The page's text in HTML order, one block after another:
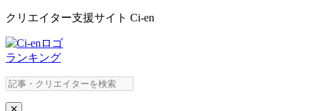
クリエイター支援サイト Ci-en
ランキング